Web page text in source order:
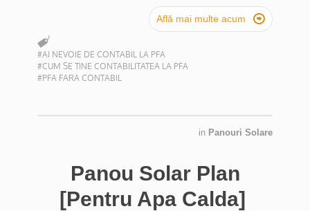
Află mai multe acum 
#AI NEVOIE DE CONTABIL LA PFA
#CUM SE TINE CONTABILITATEA LA PFA
#PFA FARA CONTABIL
in Panouri Solare
Panou Solar Plan
[Pentru Apa Calda]